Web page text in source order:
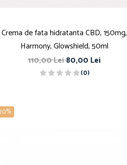
Crema de fata hidratanta CBD, 150mg,
Harmony, Glowshield, 50ml
110,00 Lei80,00 Lei
(0)